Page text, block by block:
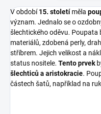
V období15. stoletíměla
význam. Jednalo se o
šlechtického oděvu. Poupata
materiálů, zdobená perly,
stříbrem. Jejich velikost a
status nositele. Tento prvek
šlechticů a aristokracie.
částech šatů, například na